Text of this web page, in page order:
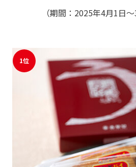
お問い合わせ・FAQ
JR東海MARKET
楽天市場
auPay
特産品や名産品たちを産地からみなさま
（期間：2025年4月1日
1位